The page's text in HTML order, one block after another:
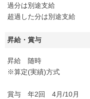
過分は別途支給
超過した分は別途支給
昇給・賞与
昇給 随時
※算定(実績)方式
賞与 年2回 4月/10月